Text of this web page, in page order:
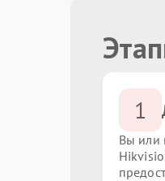
1
Вы или